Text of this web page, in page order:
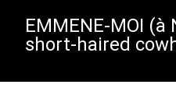
EMMENE-MOI (à
short-haired